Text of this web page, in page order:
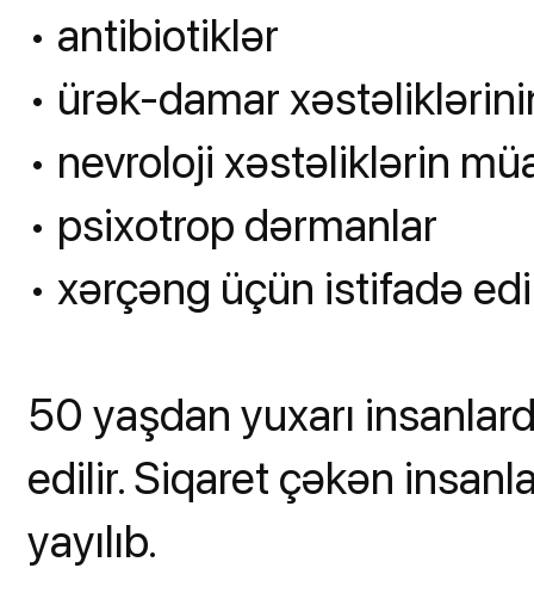
• antibiotiklər
• ürək-damar
• nevroloji xəstəliklərin
• psixotrop dərmanlar
• xərçəng üçün istifadə
50 yaşdan yuxarı
edilir. Siqaret çəkən
yayılıb.